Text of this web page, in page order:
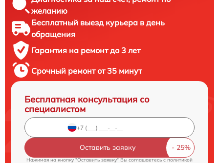
желанию
Бесплатный выезд курьера в день
обращения
Гарантия на ремонт до 3 лет
Срочный ремонт от 35 минут
Бесплатная консультация со
специалистом
Оставить заявку
Нажимая на кнопку "Оставить заявку" Вы соглашаетесь c политикой